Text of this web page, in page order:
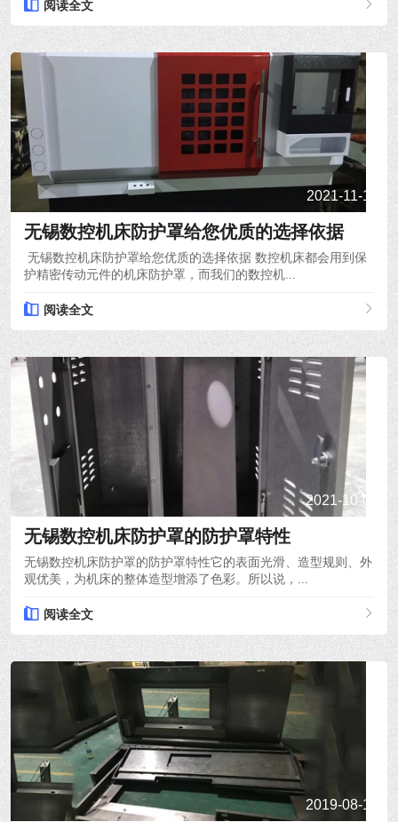
阅读全文
2021-11-16
无锡数控机床防护罩给您优质的选择依据
无锡数控机床防护罩给您优质的选择依据 数控机床都会用到保
护精密传动元件的机床防护罩，而我们的数控机...
阅读全文
2021-10-05
无锡数控机床防护罩的防护罩特性
无锡数控机床防护罩的防护罩特性它的表面光滑、造型规则、外
观优美，为机床的整体造型增添了色彩。所以说，...
阅读全文
2019-08-12